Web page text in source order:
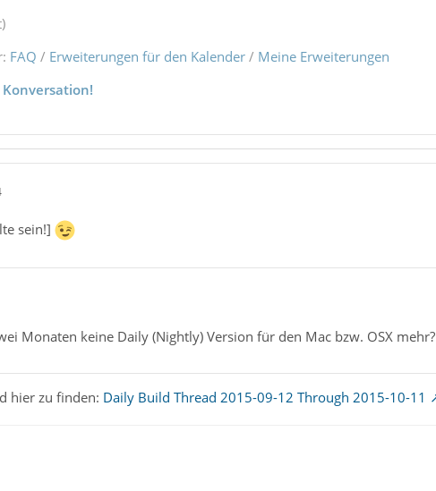
FAQ / Erweiterungen für den Kalender/ Meine Erweiterungen
sein!]
Monaten keine Daily (Nightly) Version für den Mac bzw. OSX mehr?
hier zu finden: Daily Build Thread 2015-09-12 Through 2015-10-11